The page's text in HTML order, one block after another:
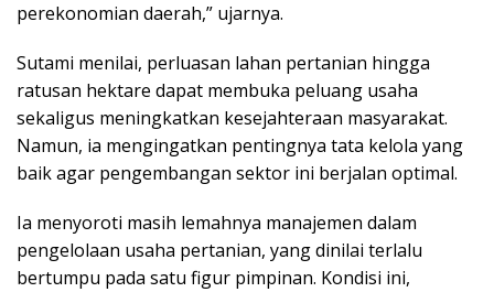
perekonomian daerah,” ujarnya.
Sutami menilai, perluasan lahan pertanian hingga
ratusan hektare dapat membuka peluang usaha
sekaligus meningkatkan kesejahteraan masyarakat.
Namun, ia mengingatkan pentingnya tata kelola yang
baik agar pengembangan sektor ini berjalan optimal.
Ia menyoroti masih lemahnya manajemen dalam
pengelolaan usaha pertanian, yang dinilai terlalu
bertumpu pada satu figur pimpinan. Kondisi ini,